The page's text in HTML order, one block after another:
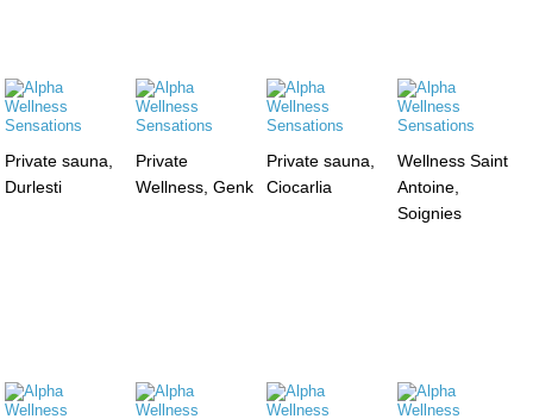
Private sauna,
Durlesti
Private
Wellness, Genk
Private sauna,
Ciocarlia
Wellness Saint
Antoine,
Soignies